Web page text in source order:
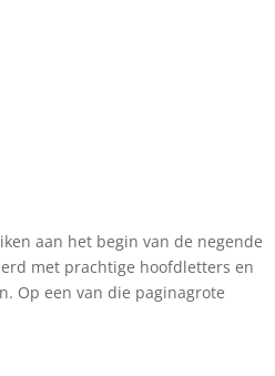
aan het begin van de negende
met prachtige hoofdletters en
Op een van die paginagrote